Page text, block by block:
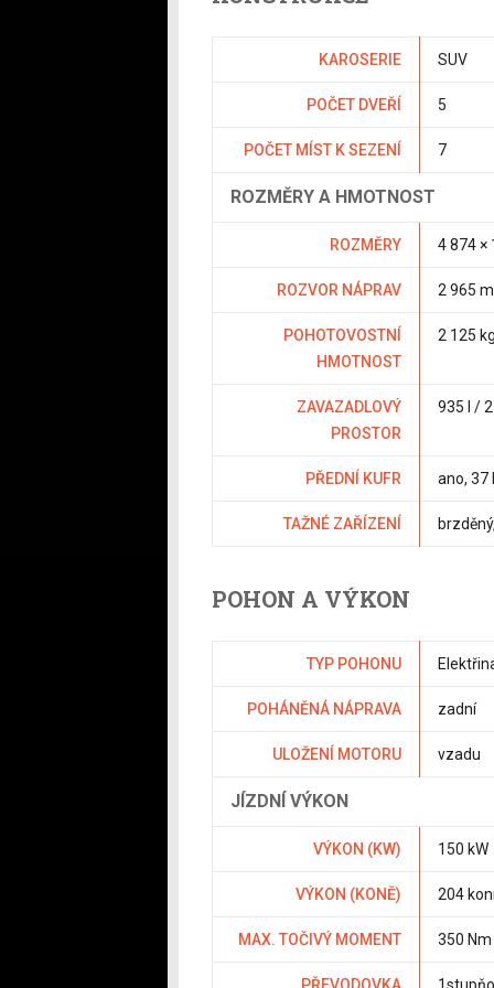
KAROSERIE SUV
POČET DVEŘÍ 5
POČET MÍST K SEZENÍ 7
ROZMĚRY A HMOTNOST
ROZMĚRY 4 874 ×
ROZVOR NÁPRAV 2 965
POHOTOVOSTNÍ
HMOTNOST
2 125 kg
ZAVAZADLOVÝ
PROSTOR
935 l / 2
PŘEDNÍ KUFR ano, 37 l
TAŽNÉ ZAŘÍZENÍ
POHON A VÝKON
TYP POHONU
POHÁNĚNÁ NÁPRAVA zadní
ULOŽENÍ MOTORU vzadu
JÍZDNÍ VÝKON
VÝKON (KW) 150 kW
VÝKON (KONĚ) 204
MAX. TOČIVÝ MOMENT 350 Nm